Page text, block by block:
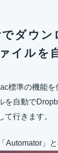
ダウン
イルを
標準の機能
を自動で
て行きます。
Automator」